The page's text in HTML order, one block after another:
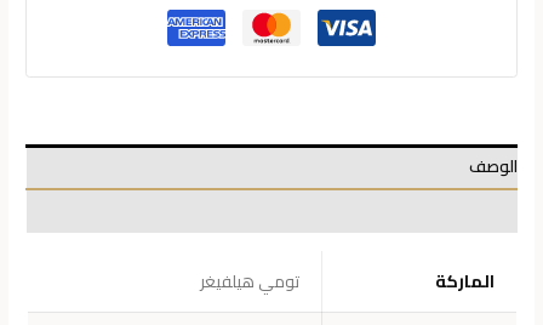
الوصف
الماركة
تومي هيلفيغر